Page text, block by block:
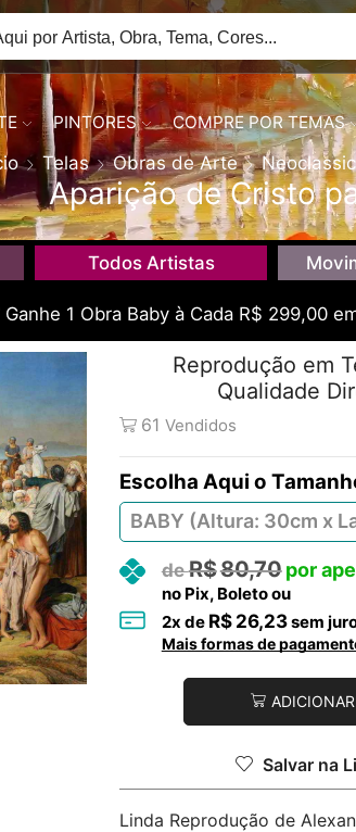
PINTORES COMPRE POR TEMAS
Telas Obras de Arte
Aparição de Cristo
Todos Artistas
Ganhe 1 Obra Baby à Cada R$ 299,00
Reprodução em
Qualidade
61 Vendidos
R$80,70
no Pix, Boleto ou
2x de R$ 26,23sem
Mais formas de
Salvar na
Linda Reprodução de